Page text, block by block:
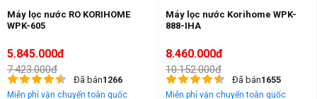
Máy lọc nước RO KORIHOME
WPK-605
5.845.000đ
7.423.000đ
Đã bán1266
Miễn phí vận chuyển toàn quốc
Máy lọc nước Korihome WPK-
888-IHA
8.460.000đ
10.152.000đ
Đã bán1655
Miễn phí vận chuyển toàn quốc